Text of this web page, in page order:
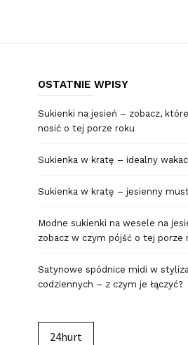
OSTATNIE WPISY
Sukienki na jesień – zobacz,
nosić o tej porze roku
Sukienka w kratę – idealny
Sukienka w kratę – jesienny
Modne sukienki na wesele na
zobacz w czym pójść o tej porze
Satynowe spódnice midi w
codziennych – z czym je łączyć?
24hurt